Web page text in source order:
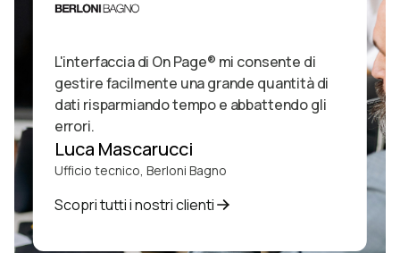
L'interfaccia di On Page® mi consente di
gestire facilmente una grande quantità di
dati risparmiando tempo e abbattendo gli
errori.
Luca Mascarucci
Ufficio tecnico, Berloni Bagno
Scopri tutti i nostri clienti